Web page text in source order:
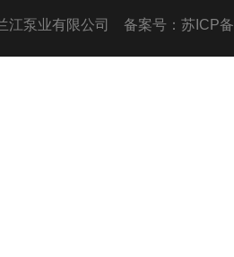
江泵业有限公司 备案号：苏ICP